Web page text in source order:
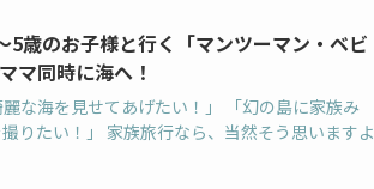
5歳のお子様と行く「マンツーマン・ベビ
マ同時に海へ！
な海を見せてあげたい！」 「幻の島に家族み
りたい！」 家族旅行なら、当然そう思いますよ